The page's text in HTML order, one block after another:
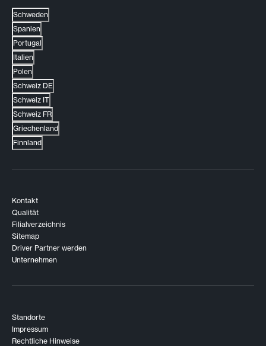
Schweden
Spanien
Portugal
Italien
Polen
Schweiz DE
Schweiz IT
Schweiz FR
Griechenland
Finnland
Kontakt
Qualität
Filialverzeichnis
Sitemap
Driver Partner werden
Unternehmen
Standorte
Impressum
Rechtliche Hinweise